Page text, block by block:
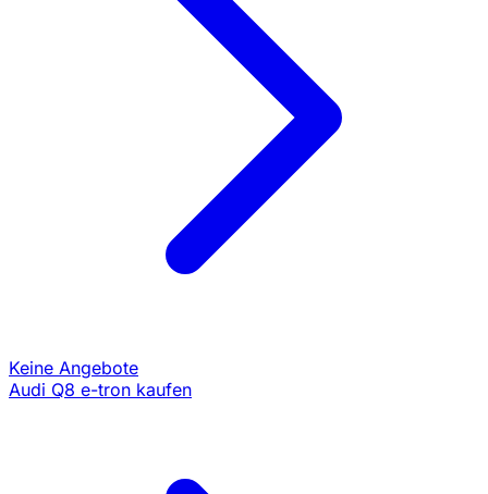
Keine Angebote
Audi Q8 e-tron kaufen